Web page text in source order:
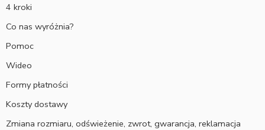
4 kroki
Co nas wyróżnia?
Pomoc
Wideo
Formy płatności
Koszty dostawy
Zmiana rozmiaru, odświeżenie, zwrot, gwarancja, reklamacja